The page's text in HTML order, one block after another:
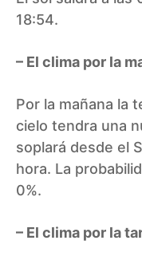
18:54.
– El clima por la
Por la mañana la
cielo tendra una
soplará desde el
hora. La
0%.
– El clima por la